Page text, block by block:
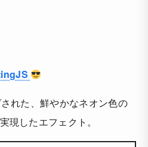
れた、鮮やかなネオン色の
現したエフェクト。